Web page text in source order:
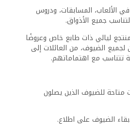
التي تلبي مختلف الأذواق.
في المطعم الرئيسي، حيث يتم
الفواكه الطازجة والمعجنات
للزوار استكشاف مزيج من الأطباق
الفاخر في المنتجع أطباقًا
الموسمية.
خيارات متخصصة تلبي